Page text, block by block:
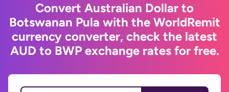
Convert Australian Dollar to
Botswanan Pula with the WorldRemit
currency converter, check the latest
AUD to BWP exchange rates for free.